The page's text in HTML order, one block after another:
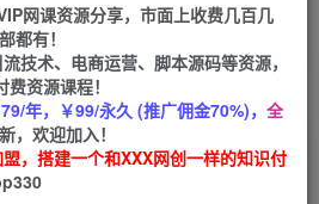
APP下载
GO
正文
漏，稳定运行多年。支持任
300+
网课资源分享，市面上收费几百几
都有！
技术、电商运营、脚本源码等资源，
资源课程！
年，￥99/永久 (推广佣金70%)， 全
，欢迎加入！
，搭建一个和XXX网创一样的知识付